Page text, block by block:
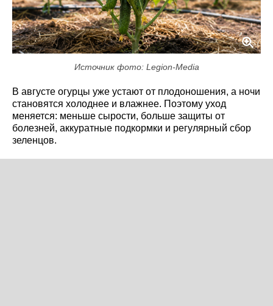
Источник фото: Legion-Media
В августе огурцы уже устают от плодоношения, а ночи
становятся холоднее и влажнее. Поэтому уход
меняется: меньше сырости, больше защиты от
болезней, аккуратные подкормки и регулярный сбор
зеленцов.